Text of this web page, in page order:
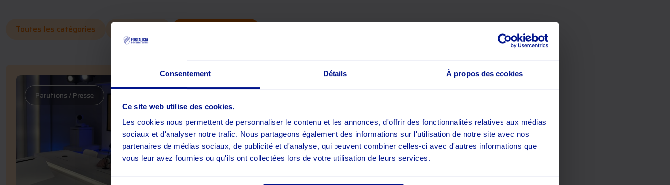
Consentement Détails À propos des cookies
Ce site web utilise des cookies.
Les cookies nous permettent de personnaliser le contenu et les annonces, d'offrir des fonctionnalités relatives aux médias
sociaux et d'analyser notre trafic. Nous partageons également des informations sur l'utilisation de notre site avec nos
partenaires de médias sociaux, de publicité et d'analyse, qui peuvent combiner celles-ci avec d'autres informations que
vous leur avez fournies ou qu'ils ont collectées lors de votre utilisation de leurs services.
Toutes les catégories
Parutions / Presse